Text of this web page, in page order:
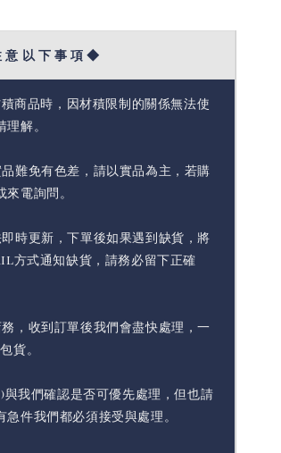
意 以 下 事 項 ◆
商品時，因材積限制的關係無法使
解。
難免有色差，請以實品為主，若購
電詢問。
時更新，下單後如果遇到缺貨，將
方式通知缺貨，請務必留下正確
，收到訂單後我們會盡快處理，一
貨。
我們確認是否可優先處理，但也請
件我們都必須接受與處理。